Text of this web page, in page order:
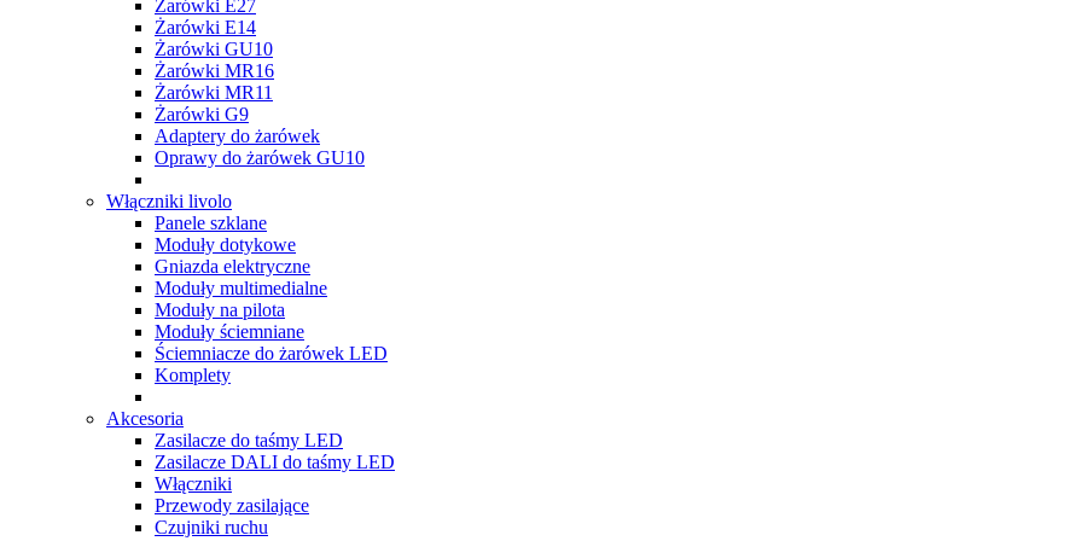
Żarówki E27
Żarówki E14
Żarówki GU10
Żarówki MR16
Żarówki MR11
Żarówki G9
Adaptery do żarówek
Oprawy do żarówek GU10
Włączniki livolo
Panele szklane
Moduły dotykowe
Gniazda elektryczne
Moduły multimedialne
Moduły na pilota
Moduły ściemniane
Ściemniacze do żarówek LED
Komplety
Akcesoria
Zasilacze do taśmy LED
Zasilacze DALI do taśmy LED
Włączniki
Przewody zasilające
Czujniki ruchu